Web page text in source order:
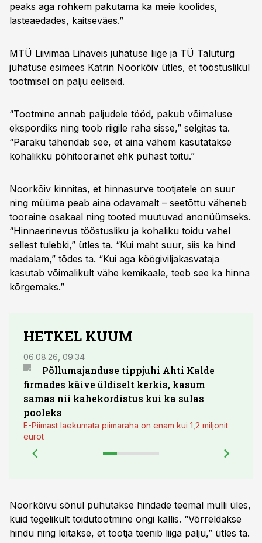
peaks aga rohkem pakutama ka meie koolides,
lasteaedades, kaitseväes.”
MTÜ Liivimaa Lihaveis juhatuse liige ja TÜ Taluturg
juhatuse esimees Katrin Noorkõiv ütles, et tööstuslikul
tootmisel on palju eeliseid.
“Tootmine annab paljudele tööd, pakub võimaluse
ekspordiks ning toob riigile raha sisse,” selgitas ta.
“Paraku tähendab see, et aina vähem kasutatakse
kohalikku põhitoorainet ehk puhast toitu.”
Noorkõiv kinnitas, et hinnasurve tootjatele on suur
ning müüma peab aina odavamalt – seetõttu väheneb
tooraine osakaal ning tooted muutuvad anonüümseks.
“Hinnaerinevus tööstusliku ja kohaliku toidu vahel
sellest tulebki,” ütles ta. “Kui maht suur, siis ka hind
madalam,” tõdes ta. “Kui aga köögiviljakasvataja
kasutab võimalikult vähe kemikaale, teeb see ka hinna
kõrgemaks.”
HETKEL KUUM
06.08.26, 09:34
Põllumajanduse tippjuhi Ahti Kalde
firmades käive üldiselt kerkis, kasum
samas nii kahekordistus kui ka sulas
pooleks
E-Piimast laekumata piimaraha on enam kui 1,2 miljonit
eurot
Noorkõivu sõnul puhutakse hindade teemal mulli üles,
kuid tegelikult toidutootmine ongi kallis. “Võrreldakse
hindu ning leitakse, et tootja teenib liiga palju,” ütles ta.